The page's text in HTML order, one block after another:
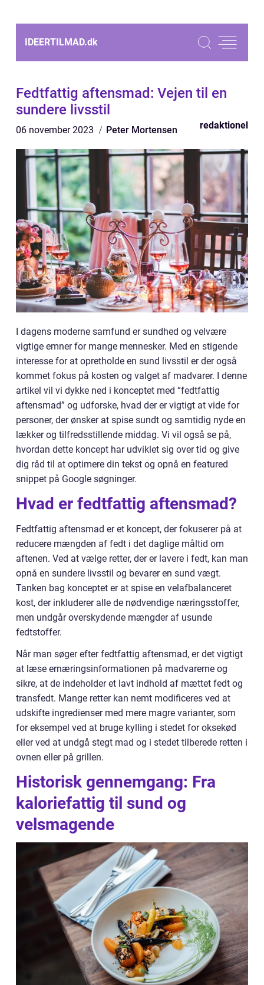
IDEERTILMAD.dk
Fedtfattig aftensmad: Vejen til en
sundere livsstil
06 november 2023 Peter Mortensen redaktionel
I dagens moderne samfund er sundhed og velvære
vigtige emner for mange mennesker. Med en stigende
interesse for at opretholde en sund livsstil er der også
kommet fokus på kosten og valget af madvarer. I denne
artikel vil vi dykke ned i konceptet med “fedtfattig
aftensmad” og udforske, hvad der er vigtigt at vide for
personer, der ønsker at spise sundt og samtidig nyde en
lækker og tilfredsstillende middag. Vi vil også se på,
hvordan dette koncept har udviklet sig over tid og give
dig råd til at optimere din tekst og opnå en featured
snippet på Google søgninger.
Hvad er fedtfattig aftensmad?
Fedtfattig aftensmad er et koncept, der fokuserer på at
reducere mængden af fedt i det daglige måltid om
aftenen. Ved at vælge retter, der er lavere i fedt, kan man
opnå en sundere livsstil og bevarer en sund vægt.
Tanken bag konceptet er at spise en velafbalanceret
kost, der inkluderer alle de nødvendige næringsstoffer,
men undgår overskydende mængder af usunde
fedtstoffer.
Når man søger efter fedtfattig aftensmad, er det vigtigt
at læse ernæringsinformationen på madvarerne og
sikre, at de indeholder et lavt indhold af mættet fedt og
transfedt. Mange retter kan nemt modificeres ved at
udskifte ingredienser med mere magre varianter, som
for eksempel ved at bruge kylling i stedet for oksekød
eller ved at undgå stegt mad og i stedet tilberede retten i
ovnen eller på grillen.
Historisk gennemgang: Fra
kaloriefattig til sund og
velsmagende